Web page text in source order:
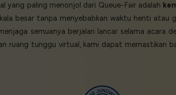
yang paling menonjol dari Queue-Fair adalah
besar tanpa menyebabkan waktu henti atau
semuanya berjalan lancar selama acara
ruang tunggu virtual, kami dapat memastikan